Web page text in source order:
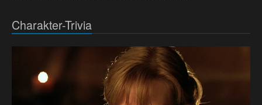
Charakter-Trivia